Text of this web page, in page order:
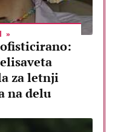
za letnji
na delu